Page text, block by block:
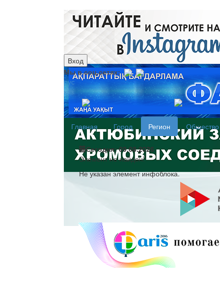
Вход
Мы в соц.сетях:
рус
каз
Главная Город Регион Общество
Сегодня: 09.08.2026
Элемент не найден!
Не указан элемент инфоблока.